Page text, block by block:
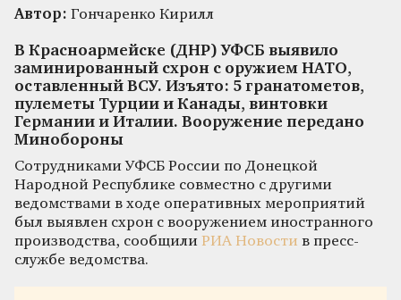
Автор: Гончаренко Кирилл
В Красноармейске (ДНР) УФСБ выявило
заминированный схрон с оружием НАТО,
оставленный ВСУ. Изъято: 5 гранатометов,
пулеметы Турции и Канады, винтовки
Германии и Италии. Вооружение передано
Минобороны
Сотрудниками УФСБ России по Донецкой
Народной Республике совместно с другими
ведомствами в ходе оперативных мероприятий
был выявлен схрон с вооружением иностранного
производства, сообщили РИА Новости в пресс-
службе ведомства.